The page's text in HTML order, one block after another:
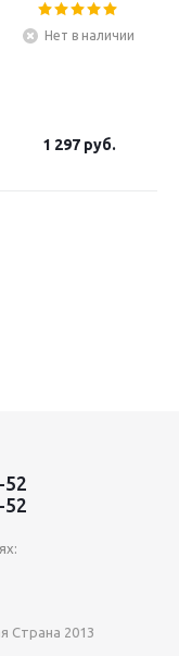
Нет в наличии
1 297руб.
52
52
Страна 2013